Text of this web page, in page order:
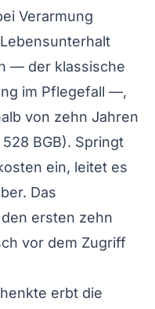
Verarmung
— der klassische
im Pflegefall —,
von zehn Jahren
BGB). Springt
ein, leitet es
Das
ersten zehn
vor dem Zugriff
erbt die